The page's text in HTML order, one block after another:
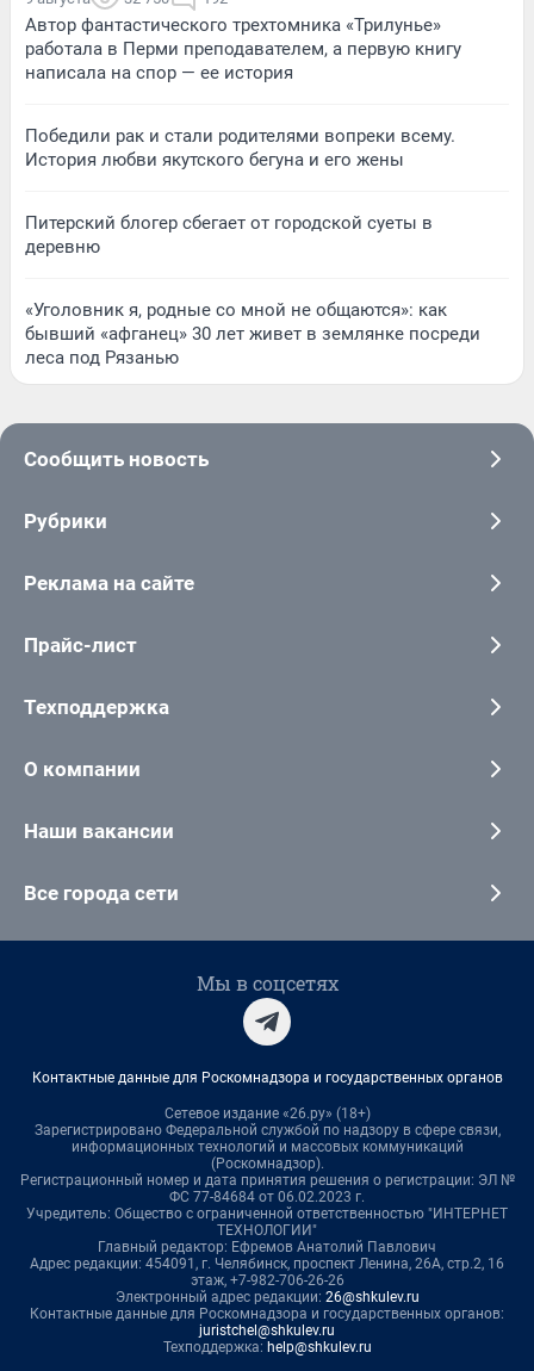
Автор фантастического трехтомника «Трилунье»
работала в Перми преподавателем, а первую книгу
написала на спор — ее история
Победили рак и стали родителями вопреки всему.
История любви якутского бегуна и его жены
Питерский блогер сбегает от городской суеты в
деревню
«Уголовник я, родные со мной не общаются»: как
бывший «афганец» 30 лет живет в землянке посреди
леса под Рязанью
Сообщить новость
Рубрики
Реклама на сайте
Прайс-лист
Техподдержка
О компании
Наши вакансии
Все города сети
Мы в соцсетях
Контактные данные для Роскомнадзора и государственных органов
Сетевое издание «26.ру» (18+)
Зарегистрировано Федеральной службой по надзору в сфере связи,
информационных технологий и массовых коммуникаций
(Роскомнадзор).
Регистрационный номер и дата принятия решения о регистрации: ЭЛ №
ФС 77-84684 от 06.02.2023 г.
Учредитель: Общество с ограниченной ответственностью "ИНТЕРНЕТ
ТЕХНОЛОГИИ"
Главный редактор: Ефремов Анатолий Павлович
Адрес редакции: 454091, г. Челябинск, проспект Ленина, 26А, стр.2, 16
этаж, +7-982-706-26-26
Электронный адрес редакции: 26@shkulev.ru
Контактные данные для Роскомнадзора и государственных органов:
juristchel@shkulev.ru
Техподдержка: help@shkulev.ru